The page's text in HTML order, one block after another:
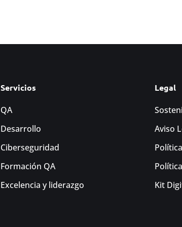
Servicios
QA
Desarrollo
Ciberseguridad
Formación QA
Excelencia y liderazgo
Legal
Aviso
Kit